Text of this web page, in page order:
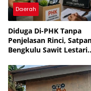
Daerah
Diduga Di-PHK Tanpa
Penjelasan Rinci,
Bengkulu Sawit Lestari